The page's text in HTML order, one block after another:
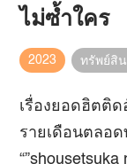
ไม่ซ้ำใคร
2023 ทรัพย์สิ
เรื่องยอดฮิตติ
รายเดือนตลอ